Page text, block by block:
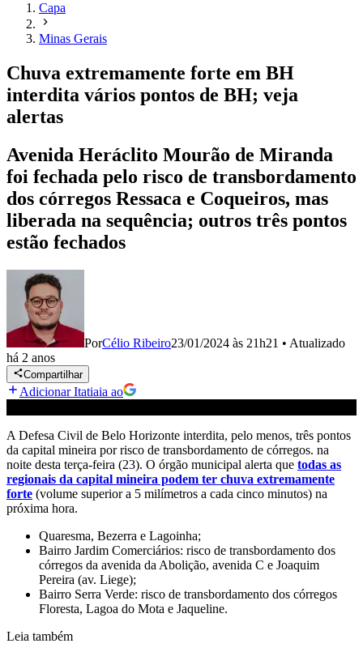
Capa
Minas Gerais
Chuva extremamente forte em BH
interdita vários pontos de BH; veja
alertas
Avenida Heráclito Mourão de Miranda
foi fechada pelo risco de transbordamento
dos córregos Ressaca e Coqueiros, mas
liberada na sequência; outros três pontos
estão fechados
PorCélio Ribeiro23/01/2024 às 21h21 • Atualizado
há 2 anos
Compartilhar
Adicionar Itatiaia ao
A Defesa Civil de Belo Horizonte interdita, pelo menos, três pontos
da capital mineira por risco de transbordamento de córregos. na
noite desta terça-feira (23). O órgão municipal alerta que todas as
regionais da capital mineira podem ter chuva extremamente
forte (volume superior a 5 milímetros a cada cinco minutos) na
próxima hora.
Quaresma, Bezerra e Lagoinha;
Bairro Jardim Comerciários: risco de transbordamento dos
córregos da avenida da Abolição, avenida C e Joaquim
Pereira (av. Liege);
Bairro Serra Verde: risco de transbordamento dos córregos
Floresta, Lagoa do Mota e Jaqueline.
Leia também